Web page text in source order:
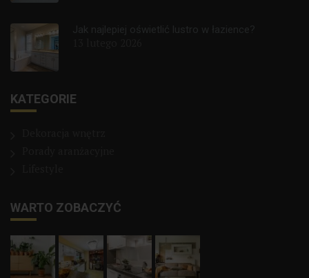
Jak najlepiej oświetlić lustro w łazience?
KATEGORIE
WARTO ZOBACZYĆ